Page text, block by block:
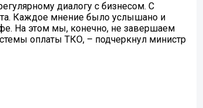
диалогу с бизнесом. С
Каждое мнение было услышано и
На этом мы, конечно, не завершаем
оплаты ТКО, – подчеркнул министр